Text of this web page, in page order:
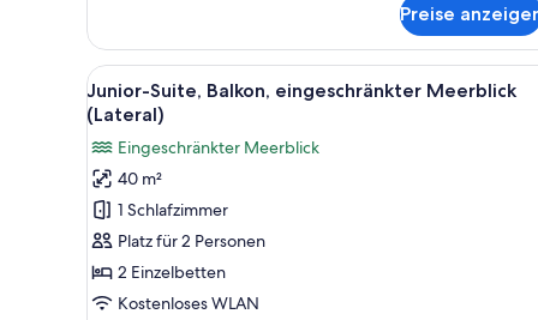
Preise
Alle
Fotos
für
Junior-
Suite,
Balkon,
eingeschränkter
Meerblick
(Lateral)
Ein Balkon mit Blick auf den
9
Junior-Suite, Balkon, eingeschränkter Meerblick
(Lateral)
Eingeschränkter Meerblick
40 m²
1 Schlafzimmer
Platz für 2 Personen
2 Einzelbetten
Kostenloses WLAN